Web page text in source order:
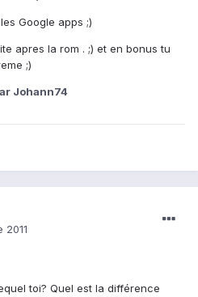
Google apps ;)
apres la rom . ;) et en bonus tu
;)
Johann74
2011
toi? Quel est la différence